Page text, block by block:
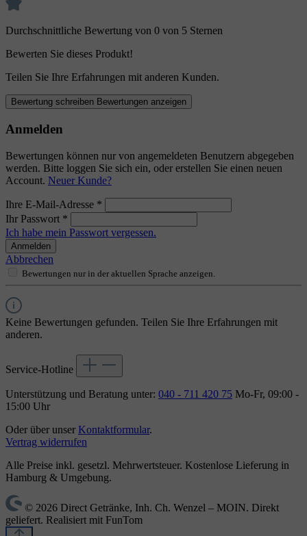
Durchschnittliche Bewertung von 0 von 5 Sternen
Bewerten Sie dieses Produkt!
Teilen Sie Ihre Erfahrungen mit anderen Kunden.
Bewertung schreiben Bewertungen anzeigen
Anmelden
Bewertungen können nur von angemeldeten Benutzern abgegeben
werden. Bitte loggen Sie sich ein, oder erstellen Sie einen neuen
Account. Neuer Kunde?
Ihre E-Mail-Adresse *
Ihr Passwort *
Ich habe mein Passwort vergessen.
Anmelden
Abbrechen
Bewertungen nur in der aktuellen Sprache anzeigen.
Keine Bewertungen gefunden. Teilen Sie Ihre Erfahrungen mit
anderen.
Service-Hotline
Unterstützung und Beratung unter: 040 - 711 420 75 Mo-Fr, 09:00 -
15:00 Uhr
Oder über unser Kontaktformular.
Vertrag widerrufen
Alle Preise inkl. gesetzl. Mehrwertsteuer. Kostenlose Lieferung in
Hamburg & Umgebung.
© 2026 Direct Getränke, Inh. Ch. Wenzel – MOIN. Direkt
geliefert. Realisiert mit FunTom